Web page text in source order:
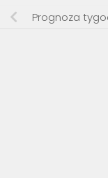
Prognoza